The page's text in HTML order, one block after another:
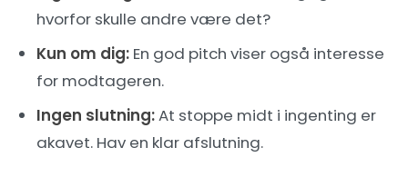
hvorfor skulle andre være det?
Kun om dig: En god pitch viser også interesse
for modtageren.
Ingen slutning:At stoppe midt i ingenting er
akavet. Hav en klar afslutning.